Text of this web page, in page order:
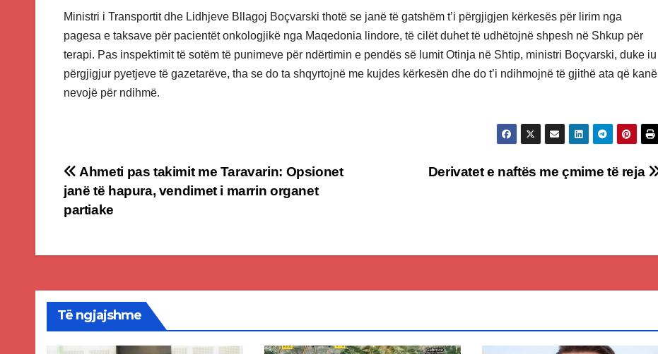
Ministri i Transportit dhe Lidhjeve Bllagoj Boçvarski thotë se janë të gatshëm t’i përgjigjen kërkesës për lirim nga
pagesa e taksave për pacientët onkologjikë nga Maqedonia lindore, të cilët duhet të udhëtojnë shpesh në Shkup për
terapi. Pas inspektimit të sotëm të punimeve për ndërtimin e pendës së lumit Otinja në Shtip, ministri Boçvarski, duke iu
përgjigjur pyetjeve të gazetarëve, tha se do ta shqyrtojnë me kujdes kërkesën dhe do t’i ndihmojnë të gjithë ata që kanë
nevojë për ndihmë.
Post
navigation
Derivatet e naftës me çmime të reja
Ahmeti pas takimit me Taravarin: Opsionet
janë të hapura, vendimet i marrin organet
partiake
Të ngjajshme